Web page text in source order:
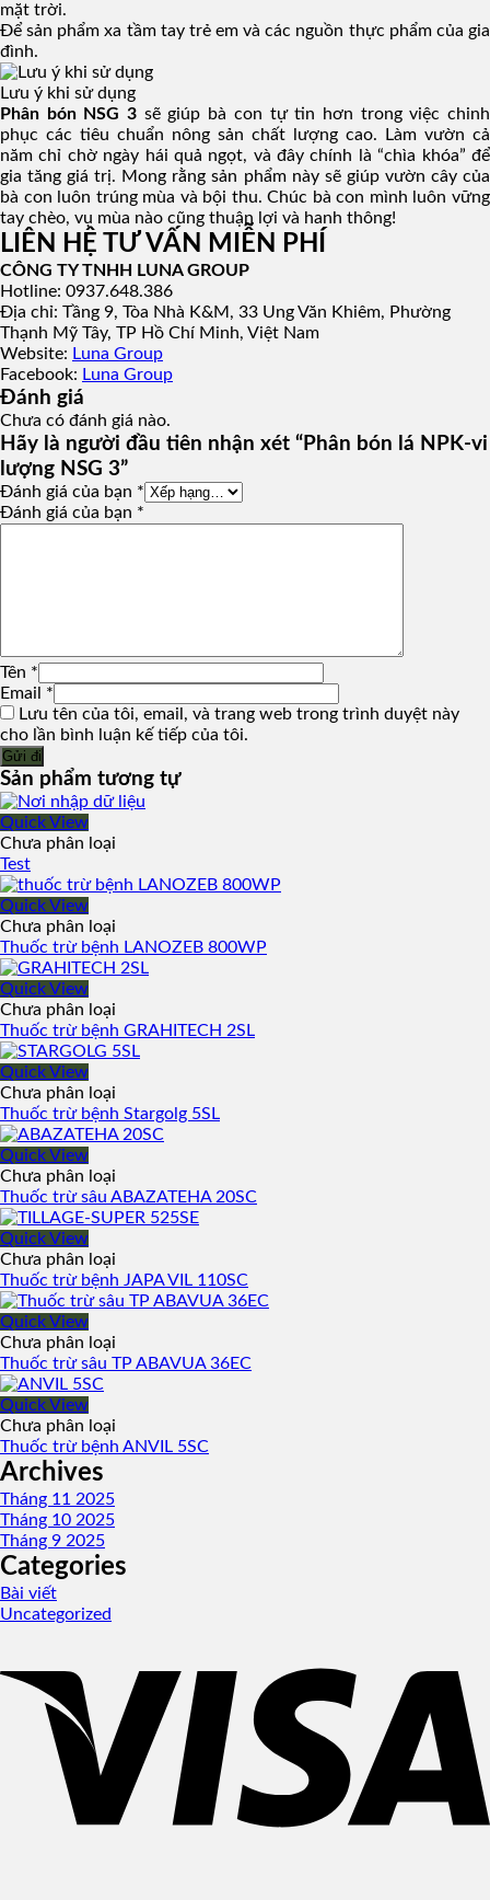
mặt trời.
Để sản phẩm xa tầm tay trẻ em và các nguồn thực phẩm của gia
đình.
Lưu ý khi sử dụng
Phân bón NSG 3 sẽ giúp bà con tự tin hơn trong việc chinh
phục các tiêu chuẩn nông sản chất lượng cao. Làm vườn cả
năm chỉ chờ ngày hái quả ngọt, và đây chính là “chìa khóa” để
gia tăng giá trị. Mong rằng sản phẩm này sẽ giúp vườn cây của
bà con luôn trúng mùa và bội thu. Chúc bà con mình luôn vững
tay chèo, vụ mùa nào cũng thuận lợi và hanh thông!
LIÊN HỆ TƯ VẤN MIỄN PHÍ
CÔNG TY TNHH LUNA GROUP
Hotline: 0937.648.386
Địa chỉ: Tầng 9, Tòa Nhà K&M, 33 Ung Văn Khiêm, Phường
Thạnh Mỹ Tây, TP Hồ Chí Minh, Việt Nam
Website: Luna Group
Facebook: Luna Group
Đánh giá
Chưa có đánh giá nào.
Hãy là người đầu tiên nhận xét “Phân bón lá NPK-vi
lượng NSG 3”
Đánh giá của bạn *
Đánh giá của bạn *
Tên *
Email *
Lưu tên của tôi, email, và trang web trong trình duyệt này
cho lần bình luận kế tiếp của tôi.
Sản phẩm tương tự
Quick View
Chưa phân loại
Test
Quick View
Chưa phân loại
Thuốc trừ bệnh LANOZEB 800WP
Quick View
Chưa phân loại
Thuốc trừ bệnh GRAHITECH 2SL
Quick View
Chưa phân loại
Thuốc trừ bệnh Stargolg 5SL
Quick View
Chưa phân loại
Thuốc trừ sâu ABAZATEHA 20SC
Quick View
Chưa phân loại
Thuốc trừ bệnh JAPA VIL 110SC
Quick View
Chưa phân loại
Thuốc trừ sâu TP ABAVUA 36EC
Quick View
Chưa phân loại
Thuốc trừ bệnh ANVIL 5SC
Archives
Tháng 11 2025
Tháng 10 2025
Tháng 9 2025
Categories
Bài viết
Uncategorized